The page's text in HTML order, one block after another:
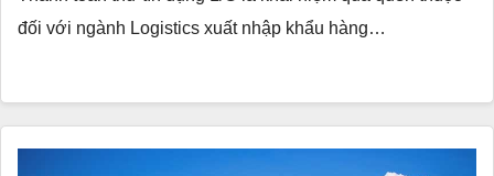
đối với ngành Logistics xuất nhập khẩu hàng…